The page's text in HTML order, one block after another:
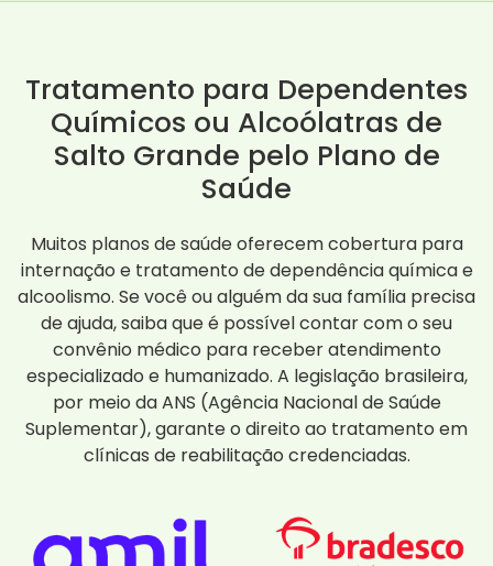
Tratamento para Dependentes
Químicos ou Alcoólatras de
Salto Grande pelo Plano de
Saúde
Muitos planos de saúde oferecem cobertura para
internação e tratamento de dependência química e
alcoolismo. Se você ou alguém da sua família precisa
de ajuda, saiba que é possível contar com o seu
convênio médico para receber atendimento
especializado e humanizado. A legislação brasileira,
por meio da ANS (Agência Nacional de Saúde
Suplementar), garante o direito ao tratamento em
clínicas de reabilitação credenciadas.